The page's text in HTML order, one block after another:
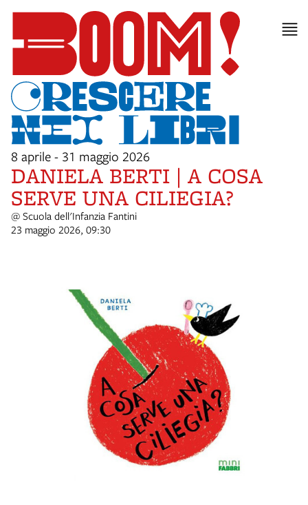
8 aprile - 31 maggio 2026
DANIELA BERTI | A COSA
SERVE UNA CILIEGIA?
@ Scuola dell'Infanzia Fantini
23 maggio 2026, 09:30